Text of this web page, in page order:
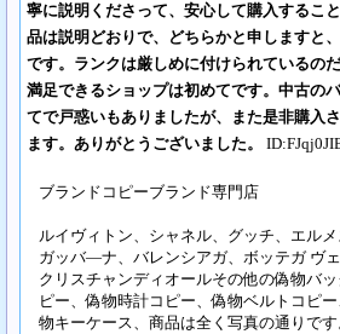
寧に説明くださって、安心して購入するこ
品は説明どおりで、どちらかと申しますと
です。ランクは厳しめに付けられているの
満足できるショップは初めてです。中古の
てで戸惑いもありましたが、また是非購入
ます。ありがとうございました。
ブランドコピーブランド専門店
ルイヴィトン、シャネル、グッチ、エル
ガッバ―ナ、バレンシアガ、ボッテガ ヴェ
クリスチャンディオールその他の偽物バ
ピー、偽物時計コピー、偽物ベルトコピ
物キーケース、商品は全く写真の通りです